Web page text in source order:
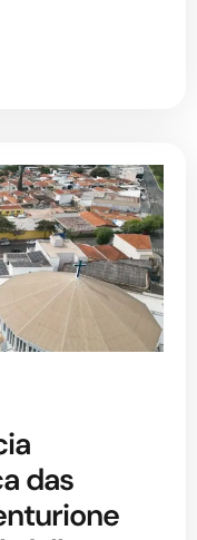
das